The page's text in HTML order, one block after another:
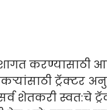
करण्यासाठी
ट्रॅक्टर
शेतकरी स्वत:चे